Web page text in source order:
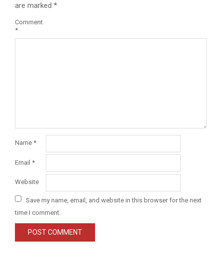
are marked *
Comment
*
Name *
Email *
Website
Save my name, email, and website in this browser for the next
time I comment.